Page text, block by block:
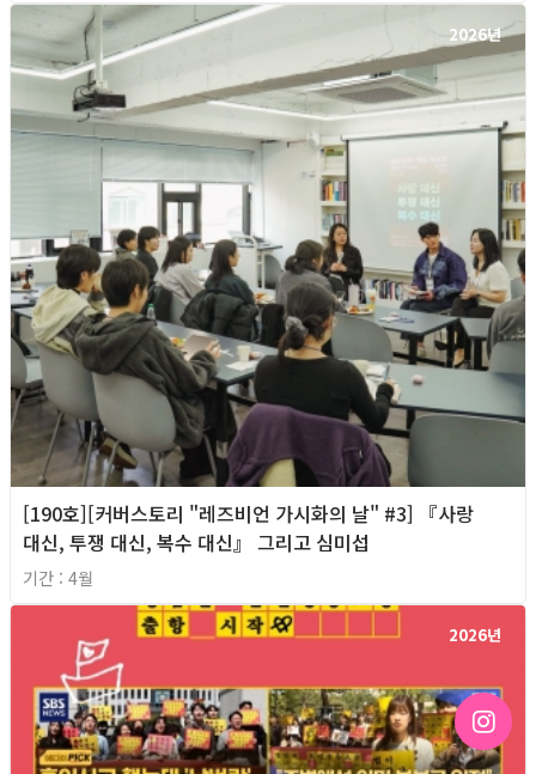
2026년
[190호][커버스토리 "레즈비언 가시화의 날" #3] 『사랑
대신, 투쟁 대신, 복수 대신』 그리고 심미섭
기간 : 4월
2026년